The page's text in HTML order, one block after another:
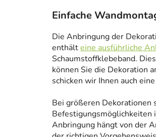
Einfache
Die Anbringung der
enthälteine ausführliche
Schaumstoffklebeband.
können Sie die Dekoration
schicken wir Ihnen auch
Bei größeren Dekorationen
Befestigungsmöglichkeiten
Anbringung hängt von der